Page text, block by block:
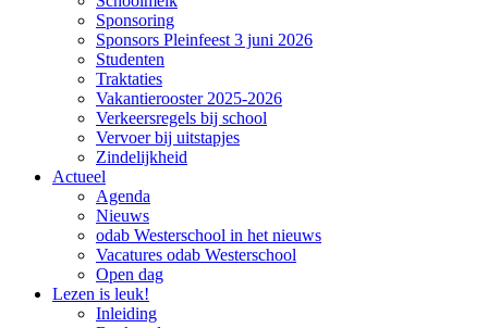
Sponsoring
Sponsors Pleinfeest 3 juni 2026
Studenten
Traktaties
Vakantierooster 2025-2026
Verkeersregels bij school
Vervoer bij uitstapjes
Zindelijkheid
Actueel
Agenda
Nieuws
odab Westerschool in het nieuws
Vacatures odab Westerschool
Open dag
Lezen is leuk!
Inleiding